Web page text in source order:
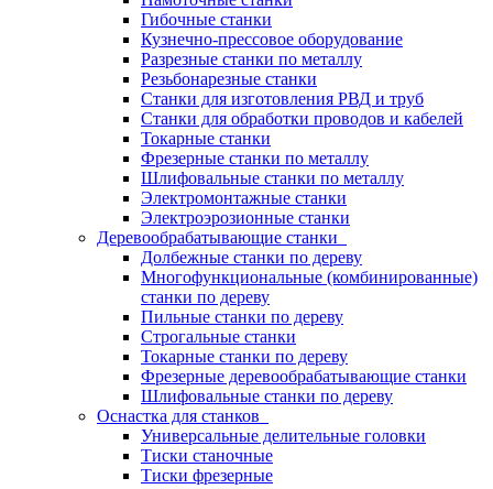
Гибочные станки
Кузнечно-прессовое оборудование
Разрезные станки по металлу
Резьбонарезные станки
Станки для изготовления РВД и труб
Станки для обработки проводов и кабелей
Токарные станки
Фрезерные станки по металлу
Шлифовальные станки по металлу
Электромонтажные станки
Электроэрозионные станки
Деревообрабатывающие станки
Долбежные станки по дереву
Многофункциональные (комбинированные)
станки по дереву
Пильные станки по дереву
Строгальные станки
Токарные станки по дереву
Фрезерные деревообрабатывающие станки
Шлифовальные станки по дереву
Оснастка для станков
Универсальные делительные головки
Тиски станочные
Тиски фрезерные